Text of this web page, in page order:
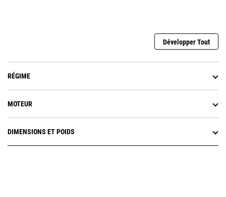
Développer Tout
RÉGIME
MOTEUR
DIMENSIONS ET POIDS